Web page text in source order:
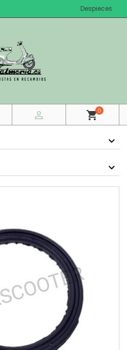
Despieces
 shopping_cart0